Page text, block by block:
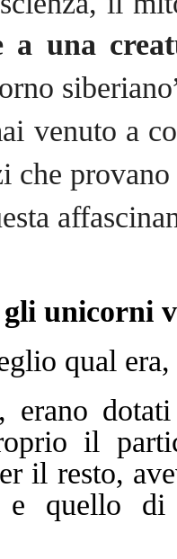
a una
venuto a
che
gli unicorni
qual
erano
il
il resto,
quello di